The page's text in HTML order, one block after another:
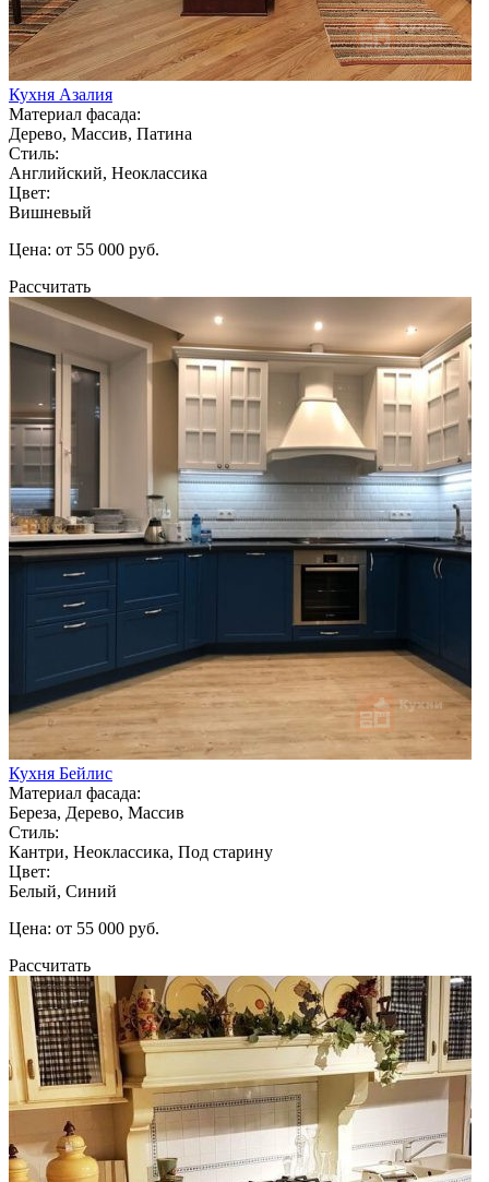
Кухня Азалия
Материал фасада:
Дерево, Массив, Патина
Стиль:
Английский, Неоклассика
Цвет:
Вишневый
Цена: от 55 000 руб.
Рассчитать
Кухня Бейлис
Материал фасада:
Береза, Дерево, Массив
Стиль:
Кантри, Неоклассика, Под старину
Цвет:
Белый, Синий
Цена: от 55 000 руб.
Рассчитать